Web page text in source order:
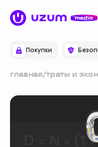
Покупки
главная/траты и